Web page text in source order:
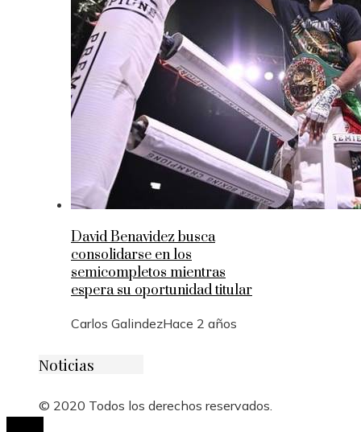
David Benavidez busca
consolidarse en los
semicompletos mientras
espera su oportunidad titular
Carlos GalindezHace 2 años
Noticias
© 2020 Todos los derechos reservados.